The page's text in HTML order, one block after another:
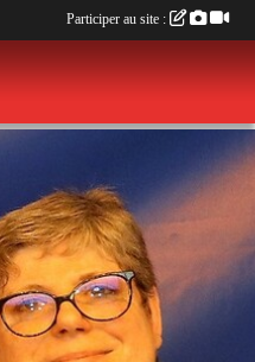
Participer au site :